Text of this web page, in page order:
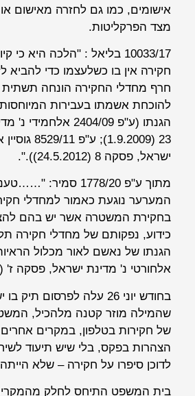
אישומים, כמו גם לחזרה מאישום
מצד הפרקליטות.
10033/17 בליאל : "הלכה היא
חקירה אין בו כשלעצמו כדי להביא
חרף מחדלי החקירה הונחה
להוכחת אשמתו בעבירות
הגנתו (ע"פ 2404/09
אלחמידי נ'
23 (1.9.2009); ע"פ 8529/11
ישראל, פסקה 8 (24.5.2012)).".
מתוך ע"פ 1778/20
המערער נוגעת כאמור למחדלי
בחקירת המשטרה אשר יש בהם
כידוע, נפקותם של מחדלי חקירה
הגנתו של נאשם לאור מכלול הראיות (ע"פ
אלחורטי נ' מדינת ישראל, פסקה ז' (18.5.2006))".
בחודש יוני 26 עלה לפרסום
שהמילה מוזר קטנה מלהכיל,
של חקירות בטלפון, במקרים
הצהרות בפקס, בלי שיש תיעוד
לדוכן סיפרו על חקירה – שלא
בית המשפט התיחס לחלק